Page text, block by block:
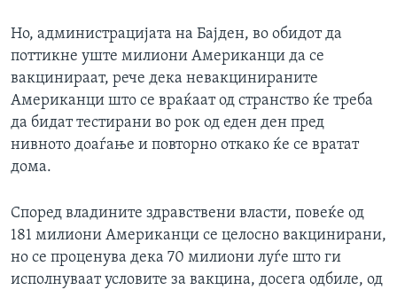
Но, администрацијата на Бајден, во обидот да
поттикне уште милиони Американци да се
вакцинираат, рече дека невакцинираните
Американци што се враќаат од странство ќе треба
да бидат тестирани во рок од еден ден пред
нивното доаѓање и повторно откако ќе се вратат
дома.
Според владините здравствени власти, повеќе од
181 милиони Американци се целосно вакцинирани,
но се проценува дека 70 милиони луѓе што ги
исполнуваат условите за вакцина, досега одбиле, од